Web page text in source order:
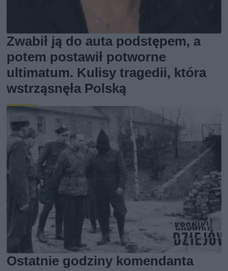
Zwabił ją do auta podstępem, a
potem postawił potworne
ultimatum. Kulisy tragedii, która
wstrząsnęła Polską
Ostatnie godziny komendanta